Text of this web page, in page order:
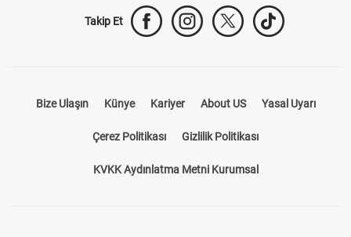
Takip Et
Bize Ulaşın Künye Kariyer About US Yasal Uyarı
Çerez Politikası Gizlilik Politikası
KVKK Aydınlatma Metni Kurumsal